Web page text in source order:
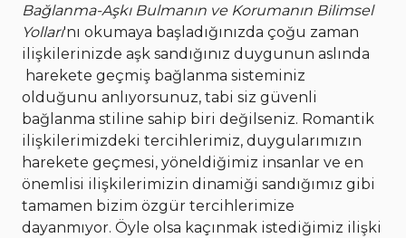
Bağlanma-Aşkı Bulmanın ve Korumanın Bilimsel
Yolları'nı okumaya başladığınızda çoğu zaman
ilişkilerinizde aşk sandığınız duygunun aslında
harekete geçmiş bağlanma sisteminiz
olduğunu anlıyorsunuz, tabi siz güvenli
bağlanma stiline sahip biri değilseniz. Romantik
ilişkilerimizdeki tercihlerimiz, duygularımızın
harekete geçmesi, yöneldiğimiz insanlar ve en
önemlisi ilişkilerimizin dinamiği sandığımız gibi
tamamen bizim özgür tercihlerimize
dayanmıyor. Öyle olsa kaçınmak istediğimiz ilişki